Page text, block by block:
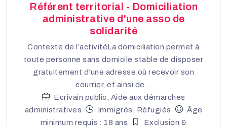
Référent territorial - Domiciliation
administrative d'une asso de
solidarité
Contexte de l’activitéLa domiciliation permet à
toute personne sans domicile stable de disposer
gratuitement d’une adresse où recevoir son
courrier, et ainsi de...
Ecrivain public, Aide aux démarches
administratives
Immigrés, Réfugiés
Âge
minimum requis : 18 ans
Exclusion &